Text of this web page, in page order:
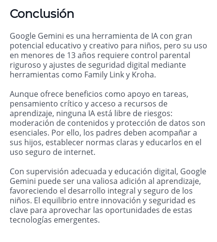
Conclusión
Google Gemini es una herramienta de IA con gran
potencial educativo y creativo para niños, pero su uso
en menores de 13 años requiere control parental
riguroso y ajustes de seguridad digital mediante
herramientas como Family Link y Kroha.
Aunque ofrece beneficios como apoyo en tareas,
pensamiento crítico y acceso a recursos de
aprendizaje, ninguna IA está libre de riesgos:
moderación de contenidos y protección de datos son
esenciales. Por ello, los padres deben acompañar a
sus hijos, establecer normas claras y educarlos en el
uso seguro de internet.
Con supervisión adecuada y educación digital, Google
Gemini puede ser una valiosa adición al aprendizaje,
favoreciendo el desarrollo integral y seguro de los
niños. El equilibrio entre innovación y seguridad es
clave para aprovechar las oportunidades de estas
tecnologías emergentes.